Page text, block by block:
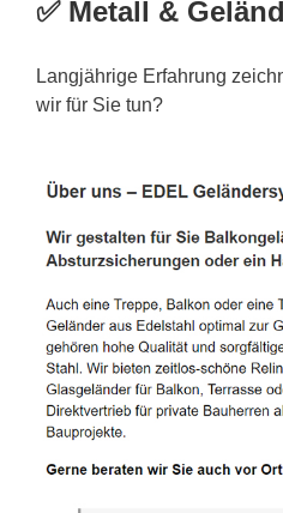
✅ Metall &
Langjährige Erfahrung
wir für Sie tun?